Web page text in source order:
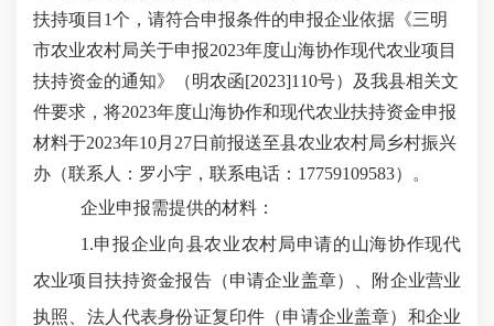
扶持项目 1个，请符合申报条件的申报企业依据《三明
市农业农村局关于申报2023年度山海协作现代农业项目
扶持资金的通知》（明农函[2023]110号）及我县相关文
件要求，将2023年度山海协作和现代农业扶持资金申报
材料于2023年10月 27日前报送至县农业农村局乡村振兴
办 （联系人： 罗小宇 ，联系电话： 17759109583）。
企业申报需提供的材料：
1.申报企业向县农业农村局申请的山海协作现代
农业项目扶持资金报告（申请企业盖章）
、附企业营业
执照、法人代表身份证复印件 （申请企业盖章） 和企业